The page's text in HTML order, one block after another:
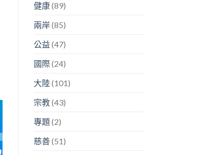
健康(89)
兩岸(85)
公益 (47)
國際(24)
大陸(101)
宗教(43)
專題(2)
慈善(51)